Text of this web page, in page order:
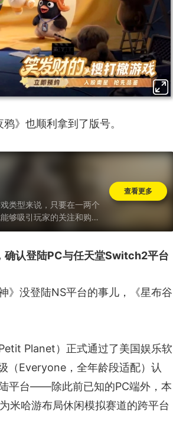
》也顺利拿到了版号。
类型来说，只要在一两个
够吸引玩家的关注和购
证明了只要有足够的特色
查看更多
确认登陆PC与任天堂Switch2平台
》没登陆NS平台的事儿，《星布谷
Petit Planet）正式通过了美国娱乐软
（Everyone，全年龄段适配）认
平台——除此前已知的PC端外，本
米哈游布局休闲模拟赛道的跨平台